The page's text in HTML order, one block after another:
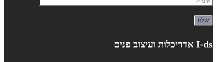
I-ds אדריכלות ועיצוב פנים